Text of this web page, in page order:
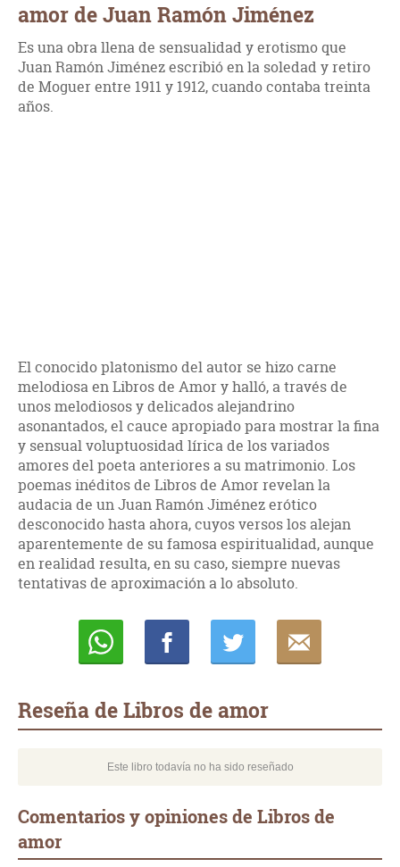
amor de Juan Ramón Jiménez
Es una obra llena de sensualidad y erotismo que
Juan Ramón Jiménez escribió en la soledad y retiro
de Moguer entre 1911 y 1912, cuando contaba treinta
años.
El conocido platonismo del autor se hizo carne
melodiosa en Libros de Amor y halló, a través de
unos melodiosos y delicados alejandrino
asonantados, el cauce apropiado para mostrar la fina
y sensual voluptuosidad lírica de los variados
amores del poeta anteriores a su matrimonio. Los
poemas inéditos de Libros de Amor revelan la
audacia de un Juan Ramón Jiménez erótico
desconocido hasta ahora, cuyos versos los alejan
aparentemente de su famosa espiritualidad, aunque
en realidad resulta, en su caso, siempre nuevas
tentativas de aproximación a lo absoluto.
Reseña de Libros de amor
Este libro todavía no ha sido reseñado
Comentarios y opiniones de Libros de
amor